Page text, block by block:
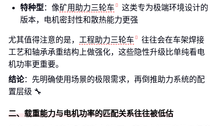
特种型 ：像矿用助力三轮车
这类专为极端环境设计的
版本，电机密封性和散热能力更强
尤其值得注意的是， 工程助力三轮车
往往会在车架焊接
工艺和轴承承重结构上做强化，这些隐性升级比单纯看电
机功率更重要。
结论：先明确使用场景的极限需求，再倒推助力系统的配
置层级 🔧
二、载重能力与电机功率的匹配关系往往被低估